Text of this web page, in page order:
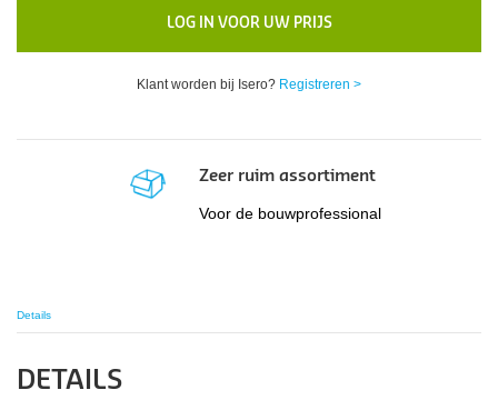
LOG IN VOOR UW PRIJS
Klant worden bij Isero? Registreren >
Zeer ruim assortiment
Voor de bouwprofessional
Details
DETAILS